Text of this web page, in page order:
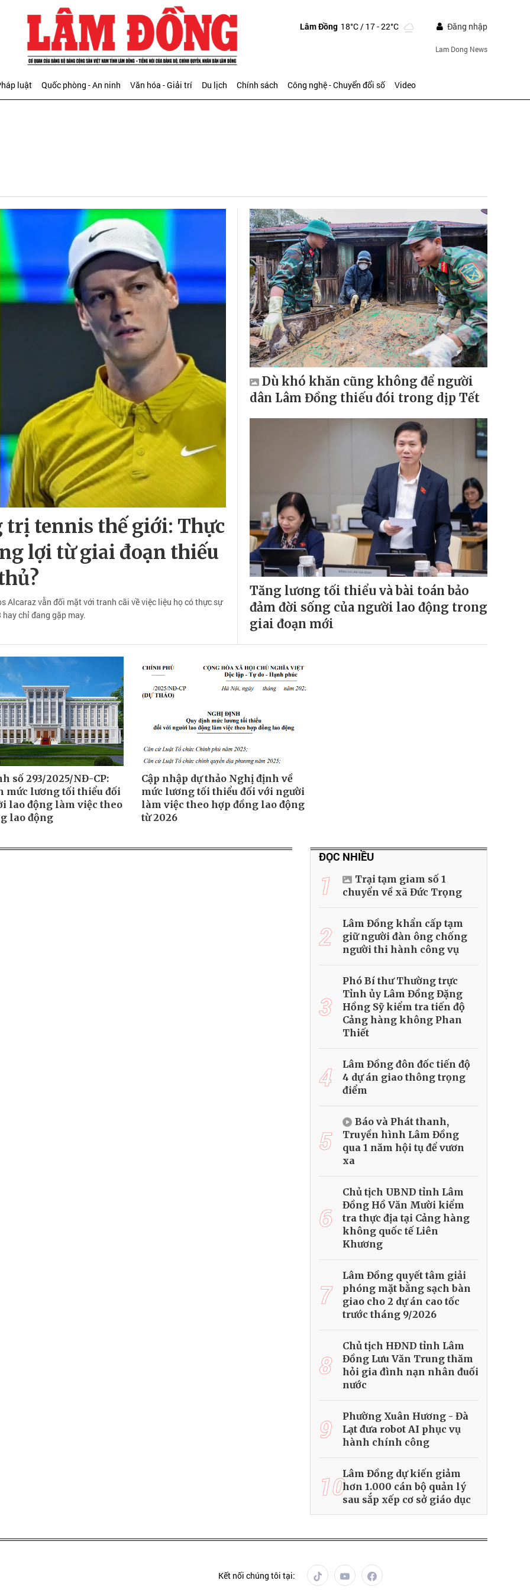
Lâm Đồng 18°C/ 17 - 22°C Đăng nhập
Lam Dong News
luật Quốc phòng - An ninh Văn hóa - Giải trí Du lịch Chính sách Công nghệ - Chuyển đổi số Video
trị tennis thế giới: Thực
lợi từ giai đoạn thiếu
Alcaraz vẫn đối mặt với tranh cãi về việc liệu họ có thực sự
chỉ đang gặp may.
Dù khó khăn cũng không để người
dân Lâm Đồng thiếu đói trong dịp Tết
Tăng lương tối thiểu và bài toán bảo
đảm đời sống của người lao động trong
giai đoạn mới
số 293/2025/NĐ-CP:
mức lương tối thiểu đối
lao động làm việc theo
lao động
Cập nhập dự thảo Nghị định về
mức lương tối thiểu đối với người
làm việc theo hợp đồng lao động
từ 2026
ĐỌC NHIỀU
1
Trại tạm giam số 1
chuyển về xã Đức Trọng
2
Lâm Đồng khẩn cấp tạm
giữ người đàn ông chống
người thi hành công vụ
3
Phó Bí thư Thường trực
Tỉnh ủy Lâm Đồng Đặng
Hồng Sỹ kiểm tra tiến độ
Cảng hàng không Phan
Thiết
4
Lâm Đồng đôn đốc tiến độ
4 dự án giao thông trọng
điểm
5
Báo và Phát thanh,
Truyền hình Lâm Đồng
qua 1 năm hội tụ để vươn
xa
6
Chủ tịch UBND tỉnh Lâm
Đồng Hồ Văn Mười kiểm
tra thực địa tại Cảng hàng
không quốc tế Liên
Khương
7
Lâm Đồng quyết tâm giải
phóng mặt bằng sạch bàn
giao cho 2 dự án cao tốc
trước tháng 9/2026
8
Chủ tịch HĐND tỉnh Lâm
Đồng Lưu Văn Trung thăm
hỏi gia đình nạn nhân đuối
nước
9
Phường Xuân Hương - Đà
Lạt đưa robot AI phục vụ
hành chính công
10Lâm Đồng dự kiến giảm
hơn 1.000 cán bộ quản lý
sau sắp xếp cơ sở giáo dục
Kết nối chúng tôi tại: